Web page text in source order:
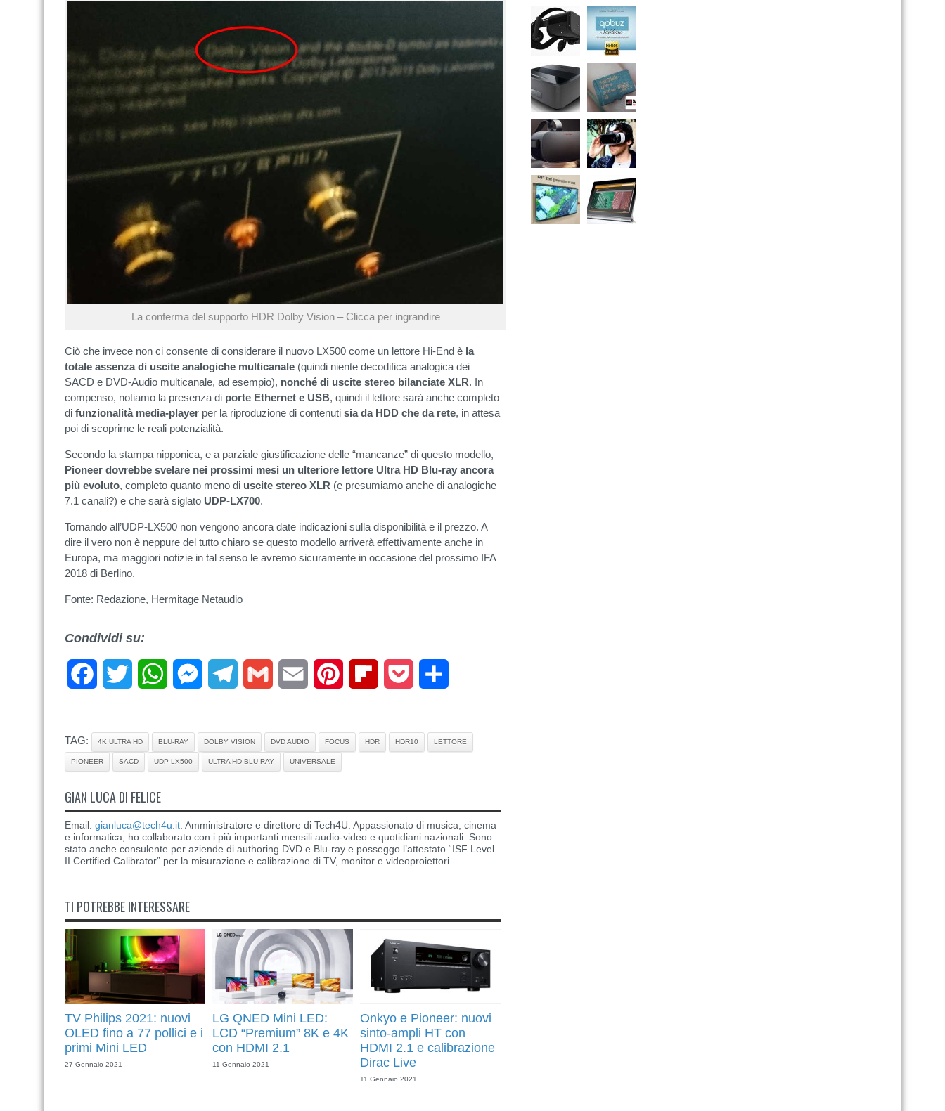
La conferma del supporto HDR Dolby Vision – Clicca per ingrandire
Ciò che invece non ci consente di considerare il nuovo LX500 come un lettore Hi-End è la
totale assenza di uscite analogiche multicanale (quindi niente decodifica analogica dei
SACD e DVD-Audio multicanale, ad esempio), nonché di uscite stereo bilanciate XLR. In
compenso, notiamo la presenza di porte Ethernet e USB, quindi il lettore sarà anche completo
di funzionalità media-player per la riproduzione di contenuti sia da HDD che da rete, in attesa
poi di scoprirne le reali potenzialità.
Secondo la stampa nipponica, e a parziale giustificazione delle “mancanze” di questo modello,
Pioneer dovrebbe svelare nei prossimi mesi un ulteriore lettore Ultra HD Blu-ray ancora
più evoluto, completo quanto meno di uscite stereo XLR (e presumiamo anche di analogiche
7.1 canali?) e che sarà siglato UDP-LX700.
Tornando all’UDP-LX500 non vengono ancora date indicazioni sulla disponibilità e il prezzo. A
dire il vero non è neppure del tutto chiaro se questo modello arriverà effettivamente anche in
Europa, ma maggiori notizie in tal senso le avremo sicuramente in occasione del prossimo IFA
2018 di Berlino.
Fonte: Redazione, Hermitage Netaudio
Condividi su:
FacebookTwitter WhatsAppMessengerTelegramGmail Email Pinterest FlipboardPocket
TAG: 4K ULTRA HD BLU-RAY DOLBY VISION DVD AUDIO FOCUS HDR HDR10 LETTORE
PIONEER SACD UDP-LX500 ULTRA HD BLU-RAY UNIVERSALE
GIAN LUCA DI FELICE
Email: gianluca@tech4u.it . Amministratore e direttore di Tech4U. Appassionato di musica, cinema
e informatica, ho collaborato con i più importanti mensili audio-video e quotidiani nazionali. Sono
stato anche consulente per aziende di authoring DVD e Blu-ray e posseggo l’attestato “ISF Level
II Certified Calibrator” per la misurazione e calibrazione di TV, monitor e videoproiettori.
TI POTREBBE INTERESSARE
TV Philips 2021: nuovi
OLED fino a 77 pollici e i
primi Mini LED
27 Gennaio 2021
LG QNED Mini LED:
LCD “Premium” 8K e 4K
con HDMI 2.1
11 Gennaio 2021
Onkyo e Pioneer: nuovi
sinto-ampli HT con
HDMI 2.1 e calibrazione
Dirac Live
11 Gennaio 2021